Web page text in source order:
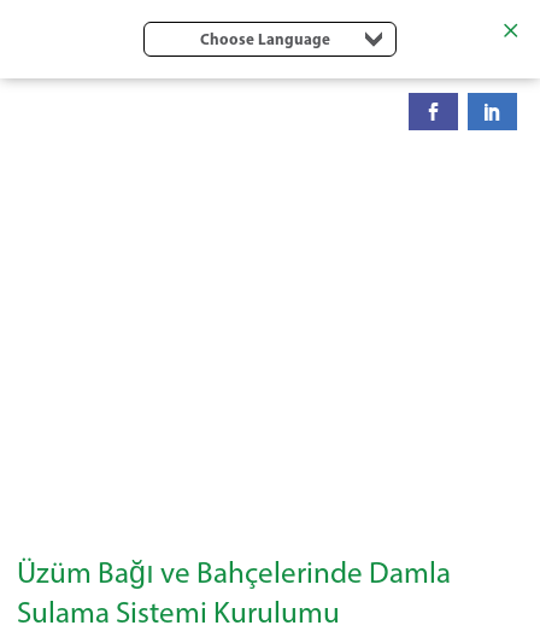
Choose Language
Üzüm Bağı ve Bahçelerinde Damla
Sulama Sistemi Kurulumu